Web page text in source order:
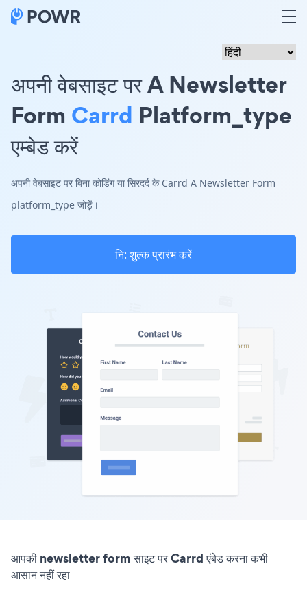
अपनी वेबसाइट पर A Newsletter
Form Carrd Platform_type
एम्बेड करें
अपनी वेबसाइट पर बिना कोडिंग या सिरदर्द के Carrd A Newsletter Form
platform_type जोड़ें।
नि: शुल्क प्रारंभ करें
आपकी newsletter form साइट पर Carrd एंबेड करना कभी
आसान नहीं रहा